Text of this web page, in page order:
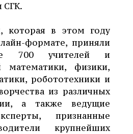
СГК.
которая в этом году
формате, приняли
700 учителей и
математики, физики,
робототехники и
из различных
а также ведущие
признанные
крупнейших